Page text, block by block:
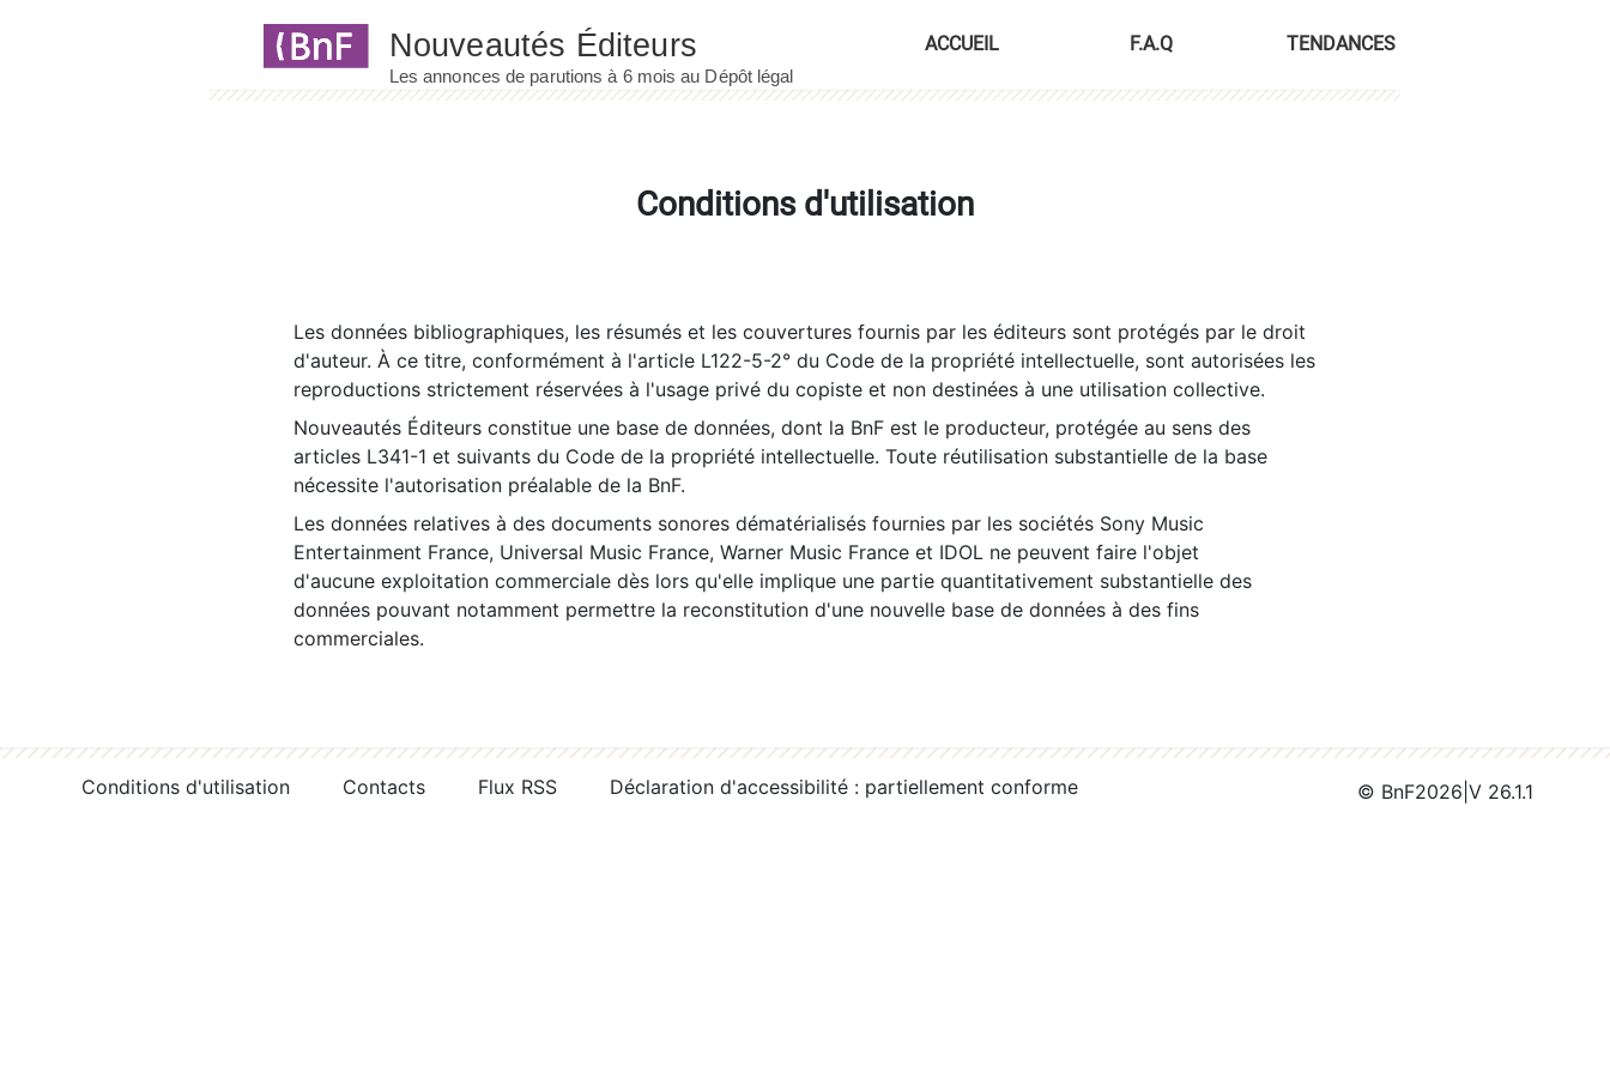
ACCUEIL F.A.Q TENDANCES
Conditions d'utilisation
Les données bibliographiques, les résumés et les couvertures fournis par les éditeurs sont protégés par le droit
d'auteur. À ce titre, conformément à l'article L122-5-2° du Code de la propriété intellectuelle, sont autorisées les
reproductions strictement réservées à l'usage privé du copiste et non destinées à une utilisation collective.
Nouveautés Éditeurs constitue une base de données, dont la BnF est le producteur, protégée au sens des
articles L341-1 et suivants du Code de la propriété intellectuelle. Toute réutilisation substantielle de la base
nécessite l'autorisation préalable de la BnF.
Les données relatives à des documents sonores dématérialisés fournies par les sociétés Sony Music
Entertainment France, Universal Music France, Warner Music France et IDOL ne peuvent faire l'objet
d'aucune exploitation commerciale dès lors qu'elle implique une partie quantitativement substantielle des
données pouvant notamment permettre la reconstitution d'une nouvelle base de données à des fins
commerciales.
Conditions d'utilisation Contacts Flux RSS Déclaration d'accessibilité : partiellement conforme © BnF2026 V 26.1.1